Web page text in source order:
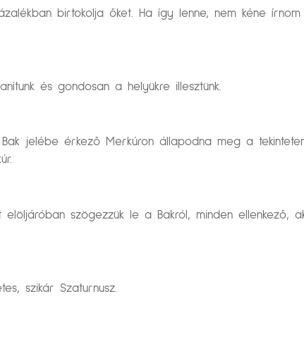
birtokolja őket. Ha így lenne, nem kéne
és gondosan a helyükre illesztünk.
jelébe érkező Merkúron állapodna meg a
szögezzük le a Bakról, minden ellenkező,
szikár Szaturnusz.